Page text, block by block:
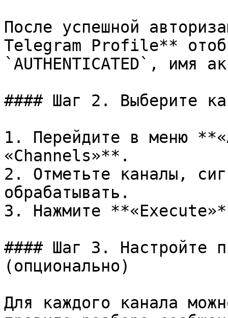
После успешной
Telegram Profile**
`AUTHENTICATED`, имя
#### Шаг 2. Выберите
1. Перейдите в меню
«Channels»**.
2. Отметьте каналы,
обрабатывать.
3. Нажмите
#### Шаг 3. Настройте
(опционально)
Для каждого канала